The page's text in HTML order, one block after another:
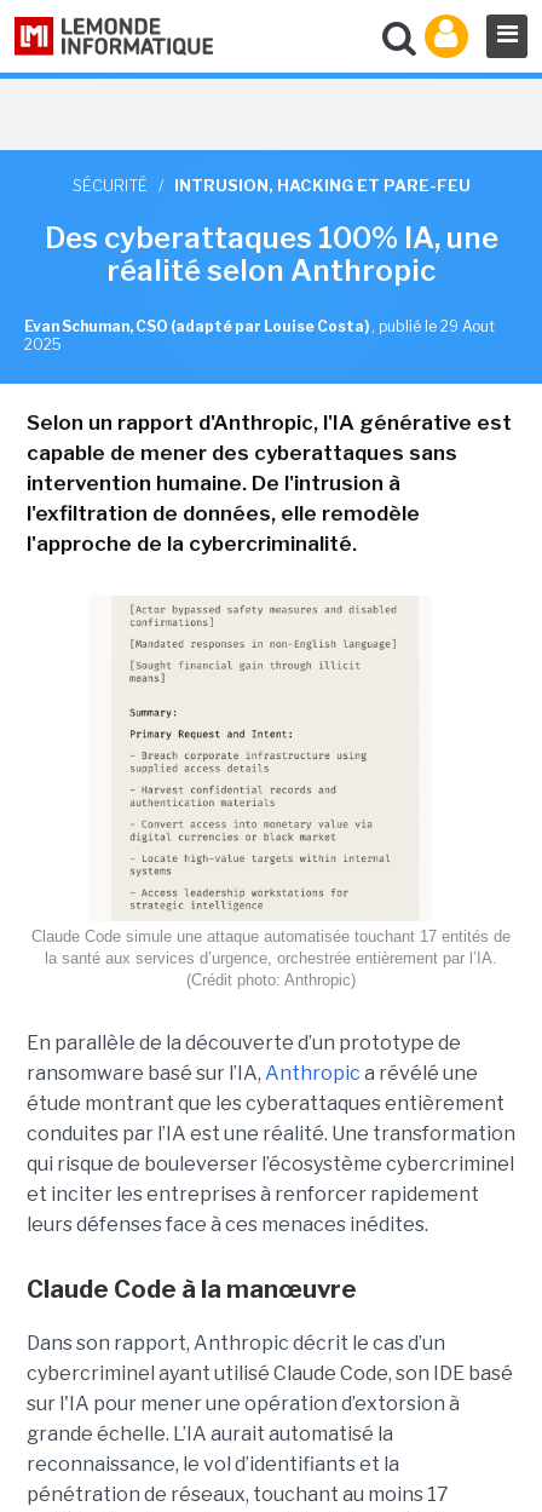
SÉCURITÉ / INTRUSION, HACKING ET PARE-FEU
Des cyberattaques 100% IA, une
réalité selon Anthropic
Evan Schuman, CSO (adapté par Louise Costa) , publié le 29 Aout
2025
Selon un rapport d'Anthropic, l'IA générative est
capable de mener des cyberattaques sans
intervention humaine. De l'intrusion à
l'exfiltration de données, elle remodèle
l'approche de la cybercriminalité.
Claude Code simule une attaque automatisée touchant 17 entités de
la santé aux services d’urgence, orchestrée entièrement par l’IA.
(Crédit photo: Anthropic)
En parallèle de la découverte d’un prototype de
ransomware basé sur l’IA, Anthropic a révélé une
étude montrant que les cyberattaques entièrement
conduites par l’IA est une réalité. Une transformation
qui risque de bouleverser l’écosystème cybercriminel
et inciter les entreprises à renforcer rapidement
leurs défenses face à ces menaces inédites.
Claude Code à la manœuvre
Dans son rapport, Anthropic décrit le cas d’un
cybercriminel ayant utilisé Claude Code, son IDE basé
sur l'IA pour mener une opération d’extorsion à
grande échelle. L’IA aurait automatisé la
reconnaissance, le vol d’identifiants et la
pénétration de réseaux, touchant au moins 17